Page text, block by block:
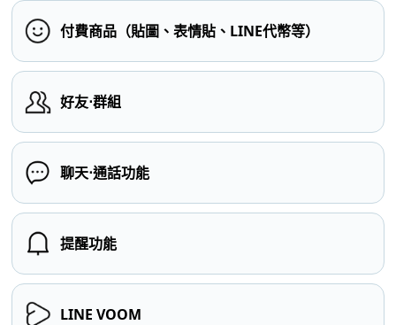
付費商品（貼圖、表情貼、LINE代幣等）
好友⋅群組
聊天⋅通話功能
提醒功能
LINE VOOM